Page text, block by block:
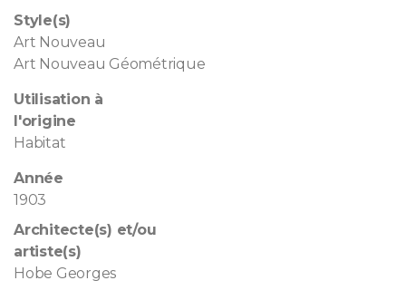
Style(s)
Art Nouveau
Art Nouveau Géométrique
Utilisation à
l'origine
Habitat
Année
1903
Architecte(s) et/ou
artiste(s)
Hobe Georges